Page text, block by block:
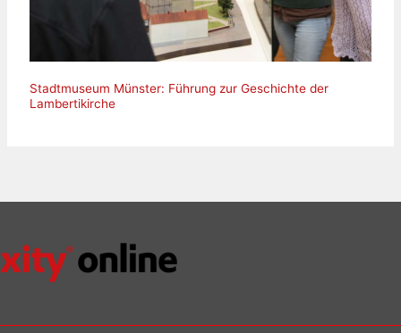
Stadtmuseum Münster: Führung zur Geschichte der
Lambertikirche